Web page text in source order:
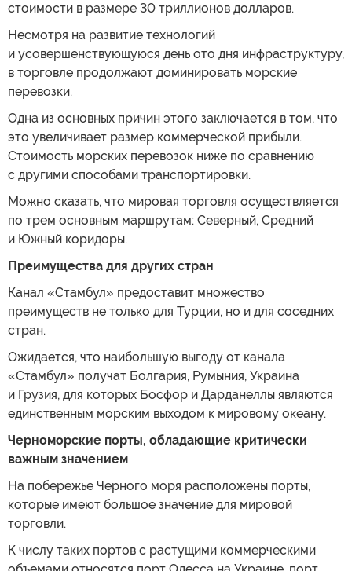
стоимости в размере 30 триллионов долларов.
Несмотря на развитие технологий
и усовершенствующуюся день ото дня инфраструктуру,
в торговле продолжают доминировать морские
перевозки.
Одна из основных причин этого заключается в том, что
это увеличивает размер коммерческой прибыли.
Стоимость морских перевозок ниже по сравнению
с другими способами транспортировки.
Можно сказать, что мировая торговля осуществляется
по трем основным маршрутам: Северный, Средний
и Южный коридоры.
Преимущества для других стран
Канал «Стамбул» предоставит множество
преимуществ не только для Турции, но и для соседних
стран.
Ожидается, что наибольшую выгоду от канала
«Стамбул» получат Болгария, Румыния, Украина
и Грузия, для которых Босфор и Дарданеллы являются
единственным морским выходом к мировому океану.
Черноморские порты, обладающие критически
важным значением
На побережье Черного моря расположены порты,
которые имеют большое значение для мировой
торговли.
К числу таких портов с растущими коммерческими